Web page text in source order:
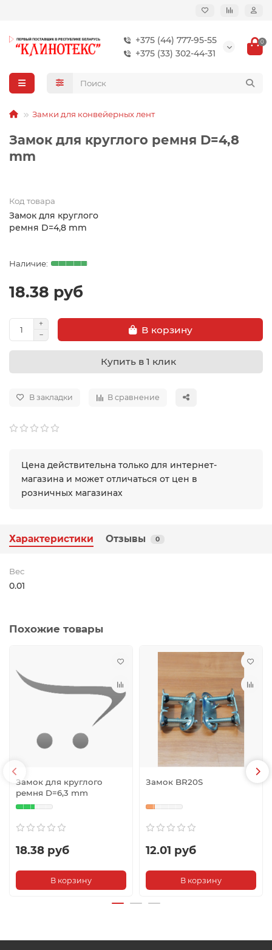
+375 (44) 777-95-55
+375 (33) 302-44-31
0
Замки для конвейерных лент
Замок для круглого ремня D=4,8
mm
Код товара
Замок для круглого
ремня D=4,8 mm
18.38 руб
В корзину
Купить в 1 клик
В закладки В сравнение
Цена действительна только для интернет-
магазина и может отличаться от цен в
розничных магазинах
Характеристики Отзывы 0
Вес
0.01
Похожие товары
Замок для круглого
ремня D=6,3 mm
18.38 руб
В корзину
Замок BR20S
12.01 руб
В корзину